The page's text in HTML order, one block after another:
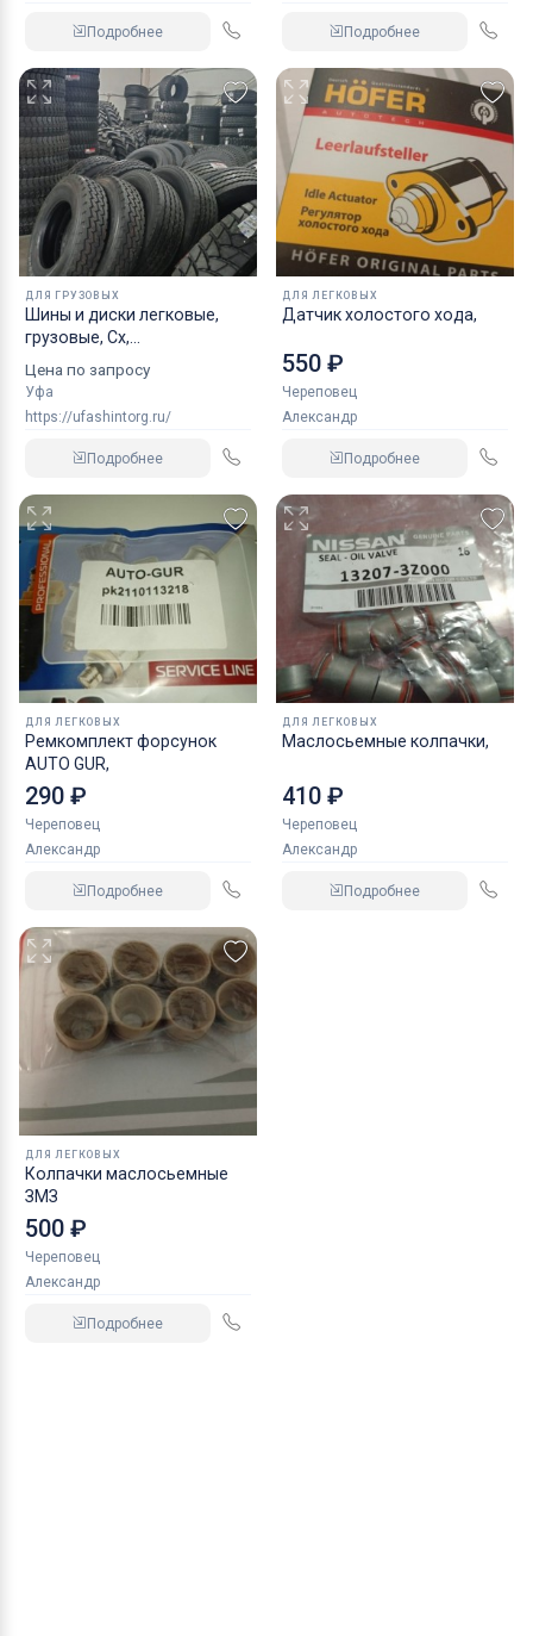
Подробнее Подробнее
ДЛЯ ГРУЗОВЫХ
Шины и диски легковые,
грузовые, Сх,
Цена по запросу
Уфа
https://ufashintorg.ru/
Подробнее
ДЛЯ ЛЕГКОВЫХ
Датчик холостого хода,
550 ₽
Череповец
Александр
Подробнее
ДЛЯ ЛЕГКОВЫХ
Ремкомплект форсунок
AUTO GUR,
290 ₽
Череповец
Александр
Подробнее
ДЛЯ ЛЕГКОВЫХ
Маслосьемные колпачки,
410 ₽
Череповец
Александр
Подробнее
ДЛЯ ЛЕГКОВЫХ
Колпачки маслосьемные
ЗМЗ
500 ₽
Череповец
Александр
Подробнее